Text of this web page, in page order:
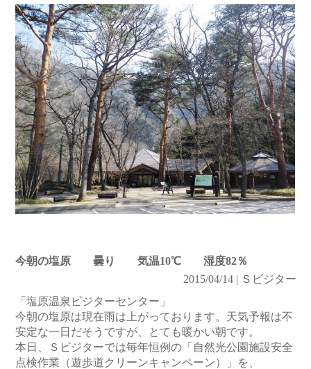
今朝の塩原 曇り 気温10℃ 湿度82％
2015/04/14 | Ｓビジター
「塩原温泉ビジターセンター」
今朝の塩原は現在雨は上がっております。天気予報は不
安定な一日だそうですが、とても暖かい朝です。
本日、Ｓビジターでは毎年恒例の「自然光公園施設安全
点検作業（遊歩道クリーンキャンペーン）」を、